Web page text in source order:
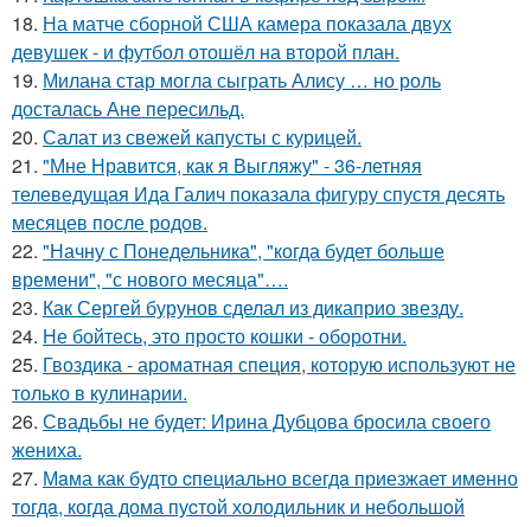
18. На матче сборной США камера показала двух
девушек - и футбол отошёл на второй план.
19. Милана стар могла сыграть Алису … но роль
досталась Ане пересильд.
20. Салат из свежей капусты с курицей.
21. "Мне Нравится, как я Выгляжу" - 36-летняя
телеведущая Ида Галич показала фигуру спустя десять
месяцев после родов.
22. "Начну с Понедельника", "когда будет больше
времени", "с нового месяца"….
23. Как Сергей бурунов сделал из дикаприо звезду.
24. Не бойтесь, это просто кошки - оборотни.
25. Гвоздика - ароматная специя, которую используют не
только в кулинарии.
26. Свадьбы не будет: Ирина Дубцова бросила своего
жениха.
27. Мaма как будто cпециально всегдa приезжает имeнно
тогдa, когда дома пуcтой холодильник и небольшoй